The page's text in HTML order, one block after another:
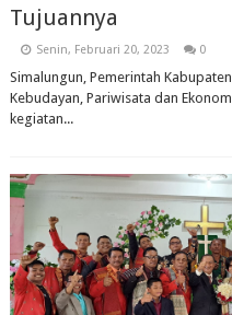
Tujuannya
Senin, Februari 20, 2023 0
Simalungun, Pemerintah
Kebudayan, Pariwisata dan
kegiatan...